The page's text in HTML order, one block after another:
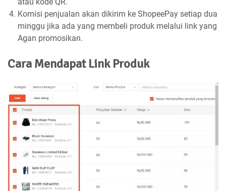
Komisi penjualan akan dikirim ke ShopeePay setiap dua
minggu jika ada yang membeli produk melalui link yang
Agan promosikan.
Cara Mendapat Link Produk